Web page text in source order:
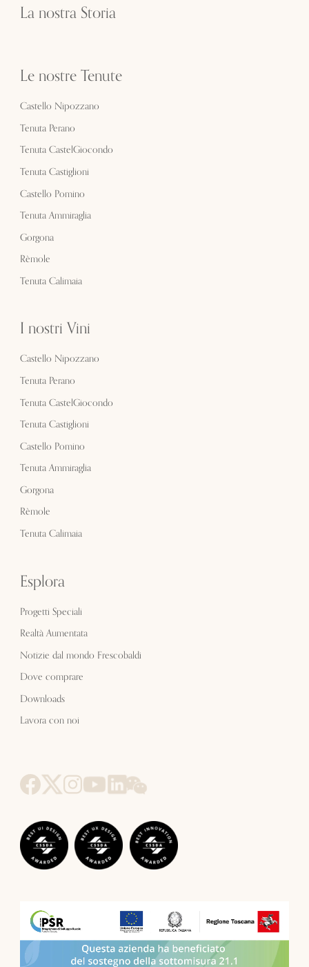
La nostra Storia
Le nostre Tenute
Castello Nipozzano
Tenuta Perano
Tenuta CastelGiocondo
Tenuta Castiglioni
Castello Pomino
Tenuta Ammiraglia
Gorgona
Rèmole
Tenuta Calimaia
I nostri Vini
Castello Nipozzano
Tenuta Perano
Tenuta CastelGiocondo
Tenuta Castiglioni
Castello Pomino
Tenuta Ammiraglia
Gorgona
Rèmole
Tenuta Calimaia
Esplora
Progetti Speciali
Realtà Aumentata
Notizie dal mondo Frescobaldi
Dove comprare
Downloads
Lavora con noi